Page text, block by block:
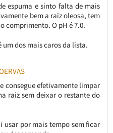
espuma e sinto falta de mais
bem a raiz oleosa, tem
comprimento. O pH é 7.0.
um dos mais caros da lista.
consegue efetivamente limpar
raiz sem deixar o restante do
usar por mais tempo sem ficar